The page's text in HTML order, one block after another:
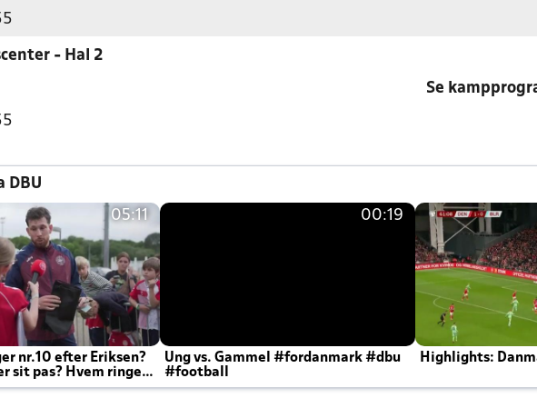
- Hal 2
Se
DBU
05:11
nr.10 efter Eriksen?
sit pas? Hvem ringer
efter kampe?
00:19
Ung vs. Gammel #fordanmark #dbu
#football
Highlights: